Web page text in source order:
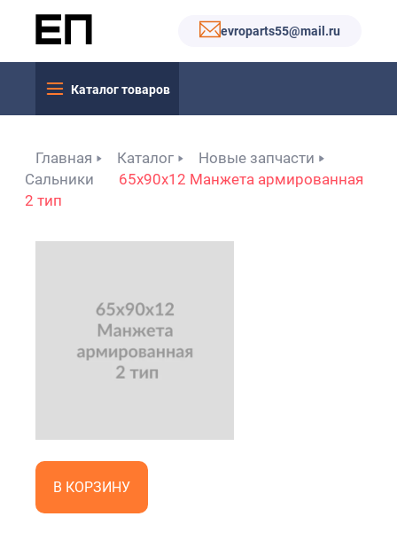
evroparts55@mail.ru
Каталог товаров
Главная Каталог
Новые запчасти
Сальники
65x90x12 Манжета армированная
2 тип
В КОРЗИНУ